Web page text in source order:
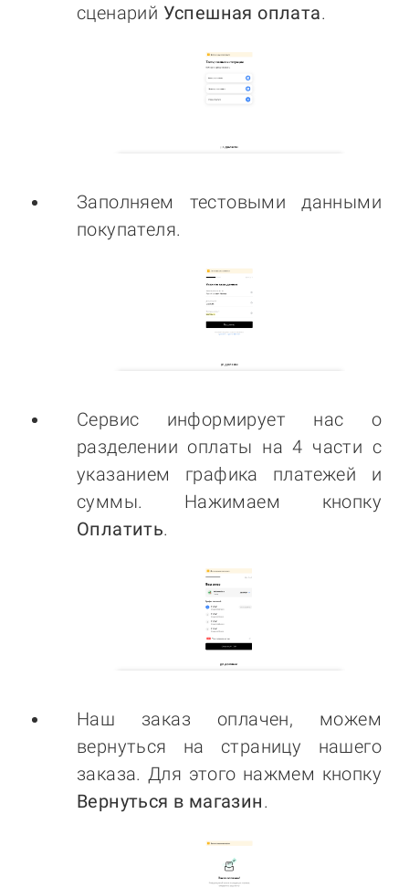
сценарий Успешная оплата.
Заполняем тестовыми данными
покупателя.
Сервис информирует нас о
разделении оплаты на 4 части с
указанием графика платежей и
суммы. Нажимаем кнопку
Оплатить.
Наш заказ оплачен, можем
вернуться на страницу нашего
заказа. Для этого нажмем кнопку
Вернуться в магазин.